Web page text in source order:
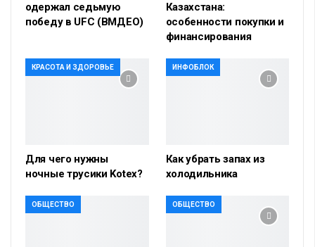
одержал седьмую
победу в UFC (ВМДЕО)
Казахстана:
особенности покупки и
финансирования
КРАСОТА И ЗДОРОВЬЕ
Для чего нужны
ночные трусики Kotex?
ИНФОБЛОК
Как убрать запах из
холодильника
ОБЩЕСТВО ОБЩЕСТВО